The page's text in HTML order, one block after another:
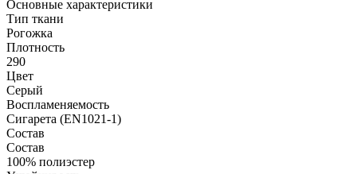
Основные характеристики
Тип ткани
Рогожка
Плотность
290
Цвет
Серый
Воспламеняемость
Сигарета (EN1021-1)
Состав
Состав
100% полиэстер